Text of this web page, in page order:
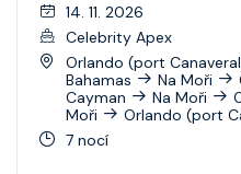
14. 11. 2026
Celebrity Apex
Orlando (port
Bahamas
Na Moři
Cayman
Na Moři
Moři
Orlando (port
7 nocí